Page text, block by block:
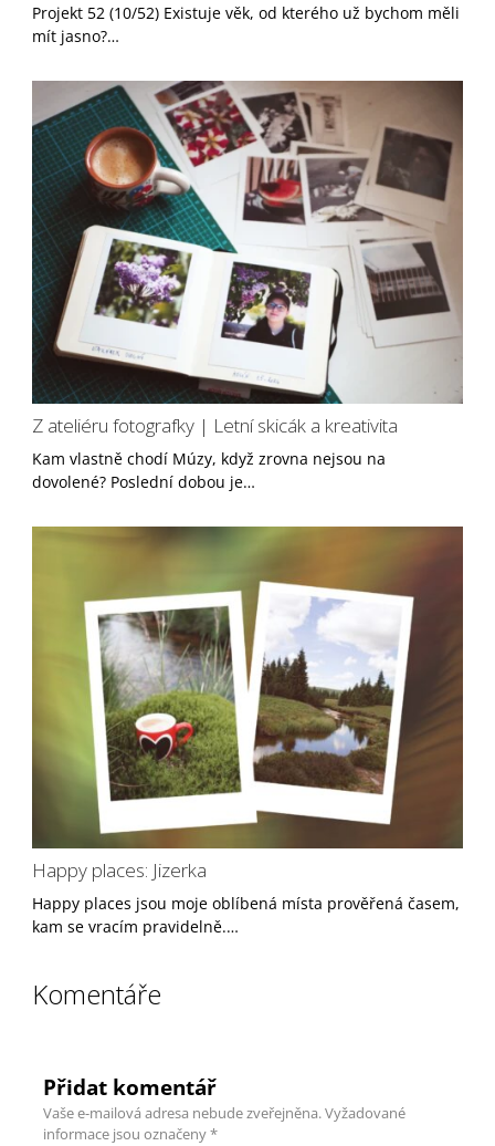
Projekt 52 (10/52) Existuje věk, od kterého už bychom měli
mít jasno?…
Z ateliéru fotografky | Letní skicák a kreativita
Kam vlastně chodí Múzy, když zrovna nejsou na
dovolené? Poslední dobou je…
Happy places: Jizerka
Happy places jsou moje oblíbená místa prověřená časem,
kam se vracím pravidelně.…
Komentáře
Přidat komentář
Vaše e-mailová adresa nebude zveřejněna.Vyžadované
informace jsou označeny*